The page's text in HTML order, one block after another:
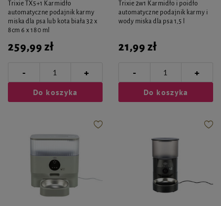
Trixie TX5+1 Karmidło
automatyczne podajnik karmy
miska dla psa lub kota biała 32 x
8cm 6 x 180 ml
259,99 zł
- +
Do koszyka
Trixie 2w1 Karmidło i poidło
automatyczne podajnik karmy i
wody miska dla psa 1,5 l
21,99 zł
- +
Do koszyka